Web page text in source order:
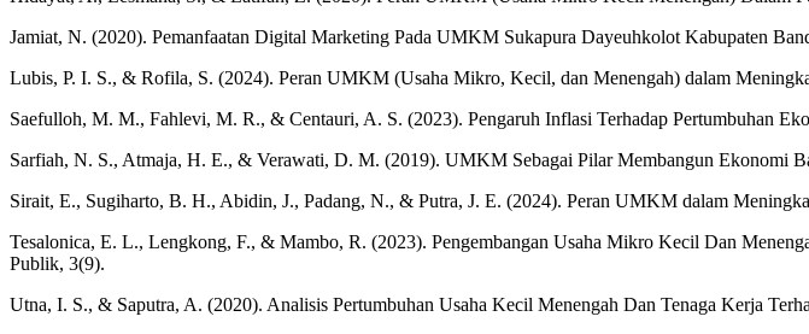
Jamiat, N. (2020). Pemanfaatan Digital Marketing Pada UMKM Sukapura Dayeuhkolot Kabupaten
Lubis, P. I. S., & Rofila, S. (2024). Peran UMKM (Usaha Mikro, Kecil, dan Menengah) dalam
Saefulloh, M. M., Fahlevi, M. R., & Centauri, A. S. (2023). Pengaruh Inflasi Terhadap Pertumbuhan
Sarfiah, N. S., Atmaja, H. E., & Verawati, D. M. (2019). UMKM Sebagai Pilar Membangun Ekonomi
Sirait, E., Sugiharto, B. H., Abidin, J., Padang, N., & Putra, J. E. (2024). Peran UMKM dalam
Tesalonica, E. L., Lengkong, F., & Mambo, R. (2023). Pengembangan Usaha Mikro Kecil Dan
Publik, 3(9).
Utna, I. S., & Saputra, A. (2020). Analisis Pertumbuhan Usaha Kecil Menengah Dan Tenaga Kerja